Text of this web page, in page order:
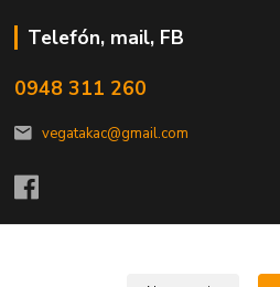
Telefón, mail, FB
0948 311 260
vegatakac@gmail.com